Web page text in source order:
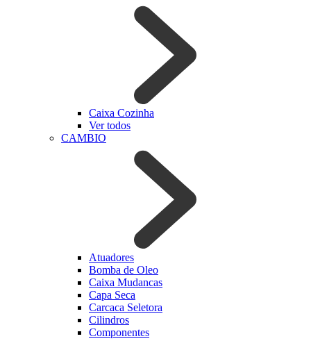
Caixa Cozinha
Ver todos
CAMBIO
Atuadores
Bomba de Oleo
Caixa Mudancas
Capa Seca
Carcaca Seletora
Cilindros
Componentes